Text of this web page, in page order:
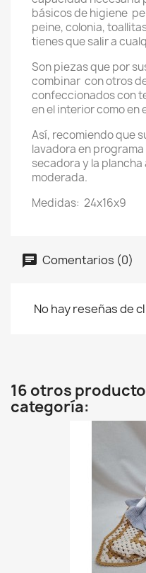
básicos de higiene
peine, colonia,
tienes que salir a
Son piezas que por
combinar con otros
confeccionados con
en el interior como en
Así, recomiendo que
lavadora en
secadora y la
moderada.
Medidas: 24x16x9
Comentarios (0)
No hay reseñas de
16 otros
categoría: